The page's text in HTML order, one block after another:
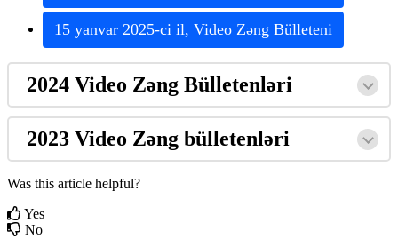
15 yanvar 2025-ci il, Video Zəng Bülleteni
2024 Video Zəng Bülletenləri
2023 Video Zəng bülletenləri
Was this article helpful?
Yes
No